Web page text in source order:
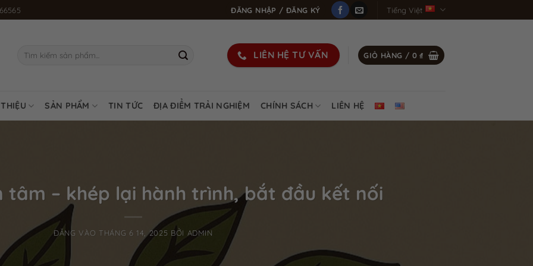
ĐĂNG NHẬP / ĐĂNG KÝ Tiếng Việt
LIÊN HỆ TƯ VẤN GIỎ HÀNG / 0₫
SẢN PHẨM TIN TỨC ĐỊA ĐIỂM TRẢI NGHIỆM CHÍNH SÁCH LIÊN HỆ
tâm – khép lại hành trình, bắt đầu kết nối
ĐĂNG VÀO THÁNG 6 14, 2025 BỞI ADMIN